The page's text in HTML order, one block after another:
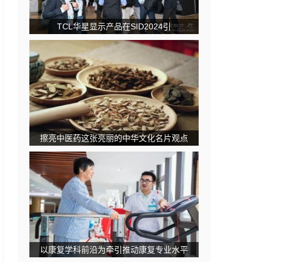
TCL华星显示产品在SID2024引
擦亮中医药这张亮丽的中华文化名片观点
以康复学科前沿为牵引推动康复专业水平